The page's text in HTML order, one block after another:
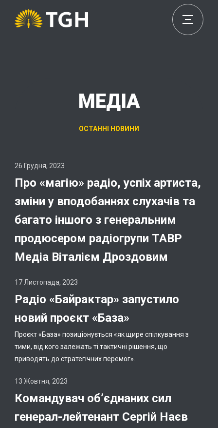
МЕДІА
ОСТАННІ НОВИНИ
26 Грудня, 2023
Про «магію» радіо, успіх артиста,
зміни у вподобаннях слухачів та
багато іншого з генеральним
продюсером радіогрупи ТАВР
Медіа Віталієм Дроздовим
17 Листопада, 2023
Радіо «Байрактар» запустило
новий проєкт «База»
Проєкт «База» позиціонується «як щире спілкування з
тими, від кого залежать ті тактичні рішення, що
приводять до стратегічних перемог».
13 Жовтня, 2023
Командувач обʼєднаних сил
генерал-лейтенант Сергій Наєв